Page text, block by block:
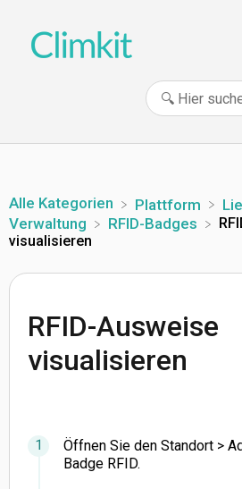
Alle Kategorien ​Plattform
​Verwaltung
​RFID-Badges
visualisieren
RFID-Ausweise
visualisieren
Öffnen Sie den Standort >
Badge RFID.